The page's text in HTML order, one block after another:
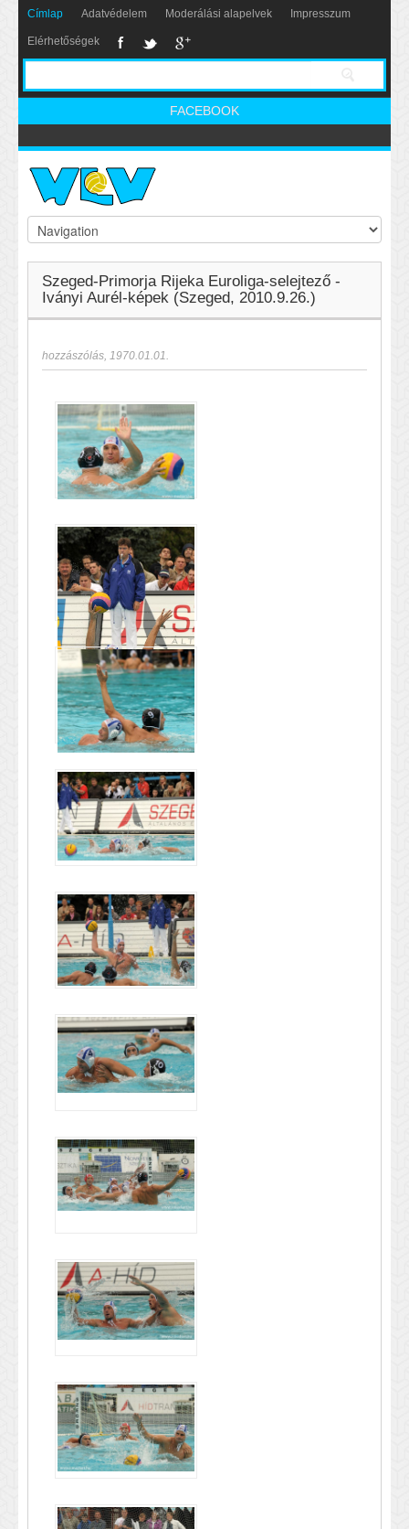
Címlap Adatvédelem Moderálási alapelvek Impresszum
Elérhetőségek
FACEBOOK
Szeged-Primorja Rijeka Euroliga-selejtező -
Iványi Aurél-képek (Szeged, 2010.9.26.)
hozzászólás, 1970.01.01.